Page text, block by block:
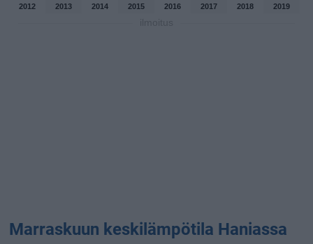
2012 2013 2014 2015 2016 2017 2018 2019
Marraskuun keskilämpötila Haniassa